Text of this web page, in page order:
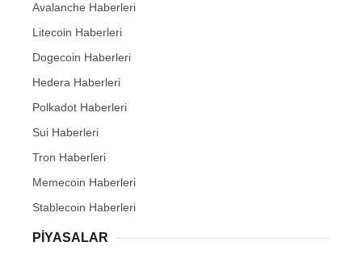
Avalanche Haberleri
Litecoin Haberleri
Dogecoin Haberleri
Hedera Haberleri
Polkadot Haberleri
Sui Haberleri
Tron Haberleri
Memecoin Haberleri
Stablecoin Haberleri
PIYASALAR